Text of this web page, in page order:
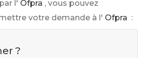
l' Ofpra , vous pouvez
votre demande à l' Ofpra :
?